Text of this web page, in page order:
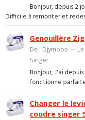
Bonjour, depuis 2
Difficile à remonter et
Genouillère
De : Djymboo —
Singer
Bonjour, J'ai
fonctionne
Changer le
coudre singer